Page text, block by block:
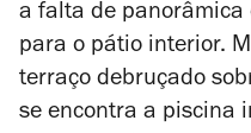
a falta de panorâmica
para o pátio interior.
terraço debruçado
se encontra a piscina